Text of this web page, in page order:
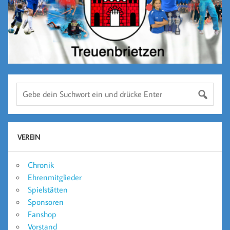
VEREIN
Chronik
Ehrenmitglieder
Spielstätten
Sponsoren
Fanshop
Vorstand